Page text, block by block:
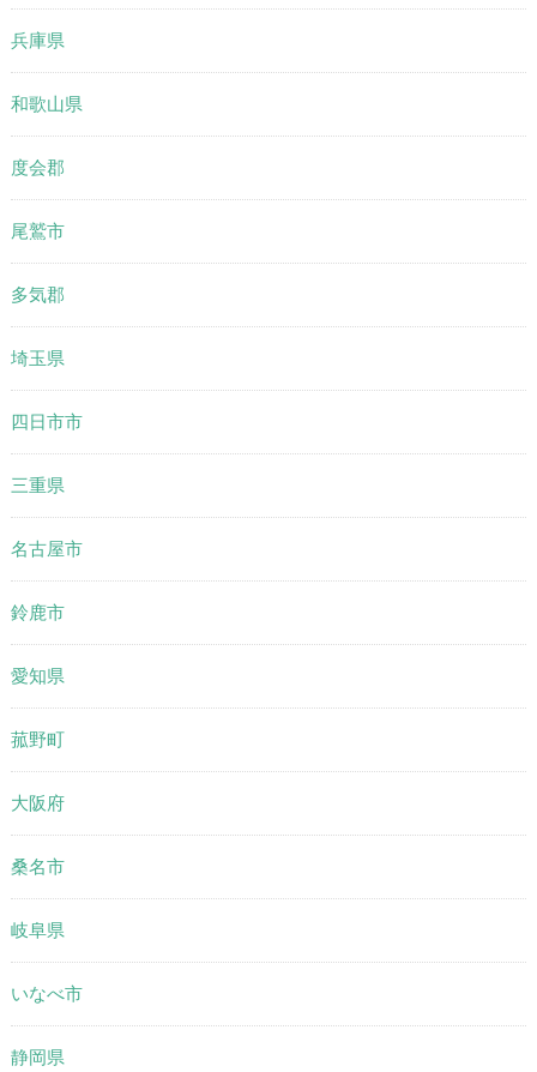
兵庫県
和歌山県
度会郡
尾鷲市
多気郡
埼玉県
四日市市
三重県
名古屋市
鈴鹿市
愛知県
菰野町
大阪府
桑名市
岐阜県
いなべ市
静岡県